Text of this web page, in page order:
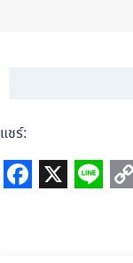
แชร์:
F X L C